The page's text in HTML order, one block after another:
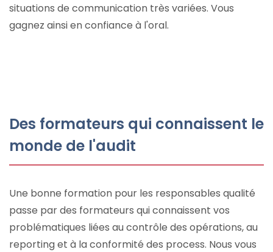
situations de communication très variées. Vous
gagnez ainsi en confiance à l'oral.
Des formateurs qui connaissent le
monde de l'audit
Une bonne formation pour les responsables qualité
passe par des formateurs qui connaissent vos
problématiques liées au contrôle des opérations, au
reporting et à la conformité des process. Nous vous